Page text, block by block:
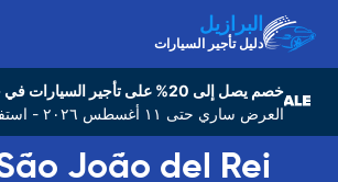
البرازيل
دليل تأجير السيارات
خصم يصل إلى 20% على تأجير السيارات في جميع أنحاء العالم
العرض ساري حتى ١١ أغسطس ٢٠٢٦ - استفد منه اليوم!